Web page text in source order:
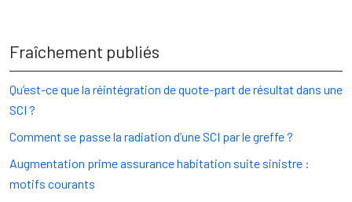
Fraîchement publiés
Qu’est-ce que la réintégration de quote-part de résultat dans une
SCI ?
Comment se passe la radiation d’une SCI par le greffe ?
Augmentation prime assurance habitation suite sinistre :
motifs courants